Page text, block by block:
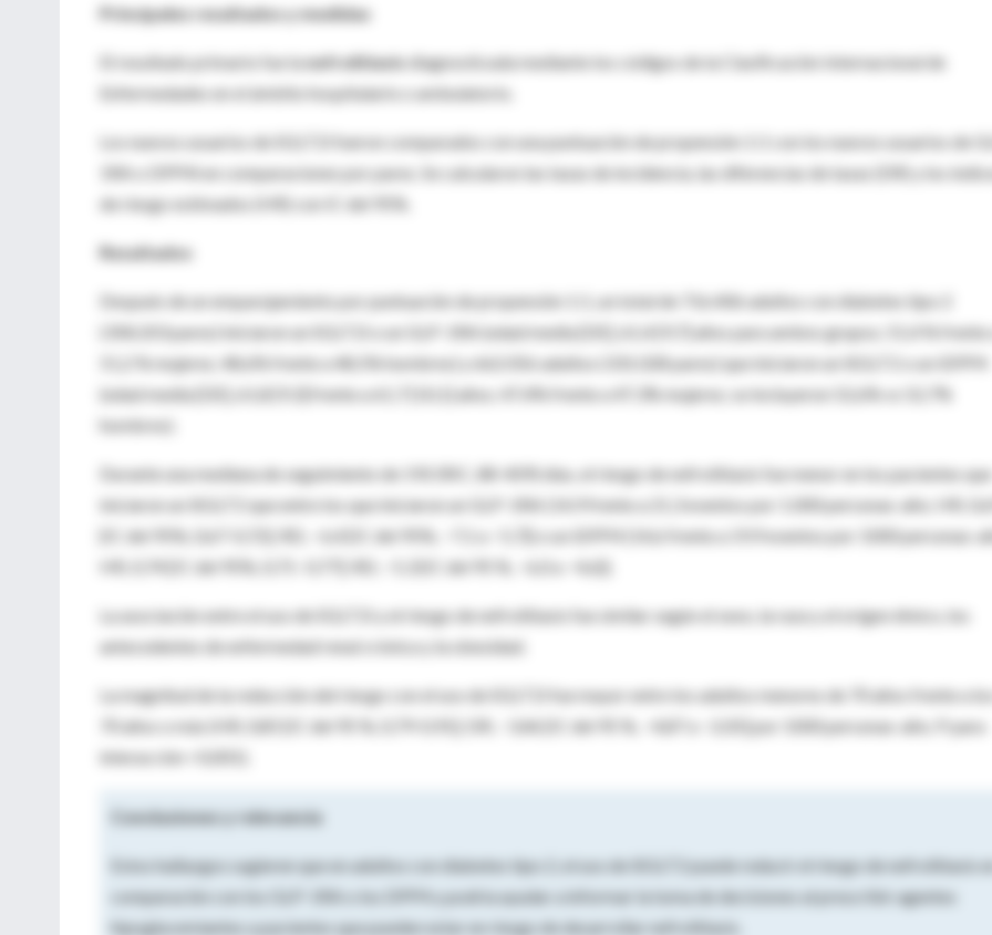
Principales resultados y medidas
El resultado primario fue lanefrolitiasisdiagnosticada mediante los códigos de la Clasificación Internacional de
Enfermedades en el ámbito hospitalario o ambulatorio.
Los nuevos usuarios de SGLT2i fueron comparados con una puntuación de propensión 1:1 con los nuevos usuarios de
1RA o DPP4i en comparaciones por pares. Se calcularon las tasas de incidencia, las diferencias de tasas (DR) y los
de riesgo estimados (HR) con IC del 95%.
Resultados
Después de un emparejamiento por puntuación de propensión 1:1, un total de 716.406 adultos con diabetes tipo 2
(358.203 pares) iniciaron un SGLT2i o un GLP-1RA (edad media [DE], 61,4 [9,7] años para ambos grupos; 51,4 % frente
51,2 % mujeres; 48,6% frente a 48,5% hombres) y 662.056 adultos (331.028 pares) que iniciaron un iSGLT2 o un iDPP4
(edad media [DE], 61,8 [9,3] frente a 61,7 [10,1] años; 47,4% frente a 47,3% mujeres; se incluyeron 52,6% vs 52,7%
hombres).
Durante una mediana de seguimiento de 192 (RIC, 88-409) días, el riesgo de nefrolitiasis fue menor en los pacientes que
iniciaron un iSGLT2 que entre los que iniciaron un GLP-1RA (14,9 frente a 21,3 eventos por 1.000 personas-año; HR,
[IC del 95%, 0,67-0,72]; RD, −6,4 [IC del 95%, −7,1 a −5,7]) o un iDPP4 (14,6 frente a 19,9 eventos por 1000 personas-
HR, 0,74 [IC del 95%, 0,71- 0,77]; RD, −5,3 [IC del 95 %, −6,0 a −4,6]).
La asociación entre el uso de SGLT2i y el riesgo de nefrolitiasis fue similar según el sexo, la raza y el origen étnico, los
antecedentes de enfermedad renal crónica y la obesidad.
La magnitud de la reducción del riesgo con el uso de SGLT2i fue mayor entre los adultos menores de 70 años frente a
70 años o más (HR, 0,85 [IC del 95 %, 0,79-0,91]; DR, −3,46 [IC del 95 %, −4,87 a −2,05] por 1000 personas-año; P para
interacción <0,001).
Conclusiones y relevancia
Estos hallazgos sugieren que en adultos con diabetes tipo 2, el uso de iSGLT2 puede reducir el riesgo de nefrolitiasis
comparación con los GLP-1RA o los DPP4 y podría ayudar a informar la toma de decisiones al prescribir agentes
hipoglucemiantes a pacientes que pueden estar en riesgo de desarrollar nefrolitiasis.